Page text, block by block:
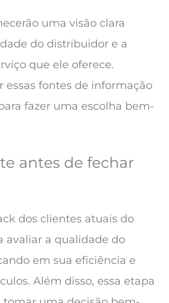
uma visão clara
do distribuidor e a
que ele oferece.
essas fontes de informação
fazer uma escolha bem-
antes de fechar
dos clientes atuais do
avaliar a qualidade do
em sua eficiência e
Além disso, essa etapa